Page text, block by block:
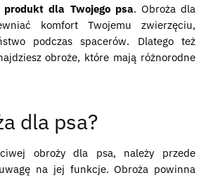
dla Twojego psa. Obroża dla
komfort Twojemu zwierzęciu,
podczas spacerów. Dlatego też
obroże, które mają różnorodne
dla psa?
obroży dla psa, należy przede
na jej funkcje. Obroża powinna